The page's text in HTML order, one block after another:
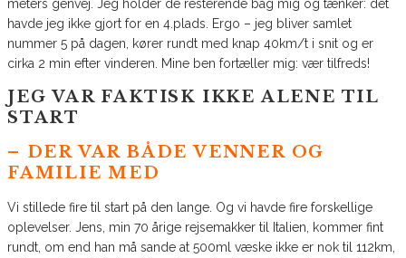
meters genvej. Jeg holder de resterende bag mig og tænker: det
havde jeg ikke gjort for en 4.plads. Ergo – jeg bliver samlet
nummer 5 på dagen, kører rundt med knap 40km/t i snit og er
cirka 2 min efter vinderen. Mine ben fortæller mig: vær tilfreds!
JEG VAR FAKTISK IKKE ALENE TIL
START
– DER VAR BÅDE VENNER OG
FAMILIE MED
Vi stillede fire til start på den lange. Og vi havde fire forskellige
oplevelser. Jens, min 70 årige rejsemakker til Italien, kommer fint
rundt, om end han må sande at 500ml væske ikke er nok til 112km,